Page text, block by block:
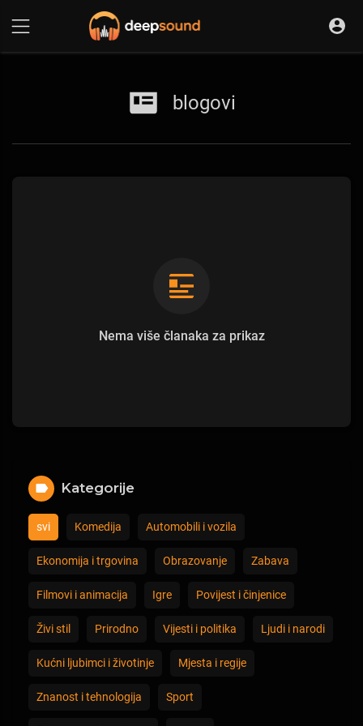
blogovi
Nema više članaka za prikaz
Kategorije
svi Komedija Automobili i vozila
Ekonomija i trgovina Obrazovanje Zabava
Filmovi i animacija Igre Povijest i činjenice
Živi stil Prirodno Vijesti i politika Ljudi i narodi
Kućni ljubimci i životinje Mjesta i regije
Znanost i tehnologija Sport